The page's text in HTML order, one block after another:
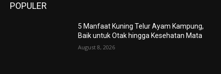
POPULER
5 Manfaat Kuning Telur Ayam Kampung,
Baik untuk Otak hingga Kesehatan Mata
August 8, 2026